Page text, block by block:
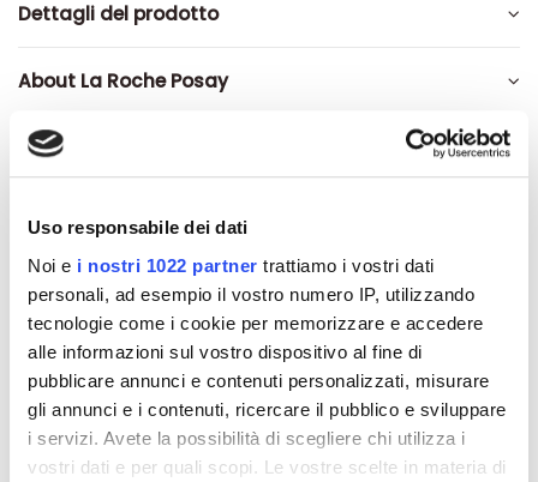
Uso responsabile dei dati
Noi e i nostri 1022 partner trattiamo i vostri dati
personali, ad esempio il vostro numero IP, utilizzando
tecnologie come i cookie per memorizzare e accedere
alle informazioni sul vostro dispositivo al fine di
pubblicare annunci e contenuti personalizzati, misurare
gli annunci e i contenuti, ricercare il pubblico e sviluppare
i servizi. Avete la possibilità di scegliere chi utilizza i
vostri dati e per quali scopi. Le vostre scelte in materia di
Dettagli del prodotto
About La Roche Posay
Recensioni
Altri prodotti che potrebbero
interessarti
-42% -42%